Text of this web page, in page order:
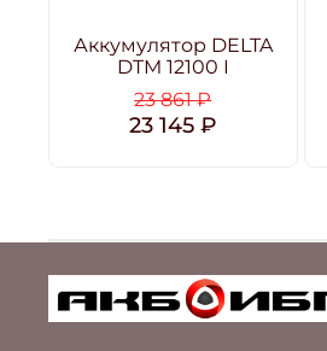
Аккумулятор DELTA
DTM 12100 I
23 861 ₽
23 145 ₽